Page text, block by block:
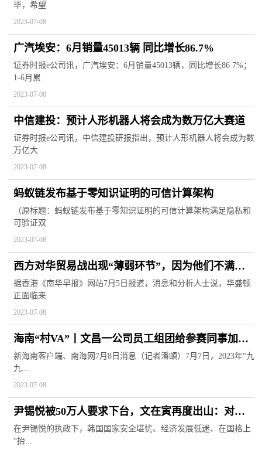
毕，希望
2023-07-08
广汽埃安：6月销量45013辆 同比增长86.7%
证券时报e公司讯，广汽埃安：6月销量45013辆，同比增长86 7%；
1-6月累
2023-07-08
中信建投：预计人形机器人将会成为数万亿大赛道
证券时报e公司讯，中信建投研报指出，预计人形机器人将会成为数
万亿大
2023-07-08
蚂蚁链发布基于零知识证明的可信计算架构
（原标题：蚂蚁链发布基于零知识证明的可信计算架构满足隐私和
可验证双
2023-07-08
西方对华贸易战出现“薄弱环节”，因为他们不满
——
据香港《南华早报》网站7月5日报道，消息和分析人士说，华盛顿
正面临来
2023-07-08
海南“村VA”丨文昌一公司员工组团给参赛同事加油
打气
新海南客户端、南海网7月8日消息（记者潘頔）7月7日，2023年“九
九...
2023-07-08
尹锡悦被50万人要求下台，文在寅再度出山：对朝
政策倒行逆施
在尹锡悦的执政下，韩国国家安全堪忧、经济发展低迷、在国格上
“抬...